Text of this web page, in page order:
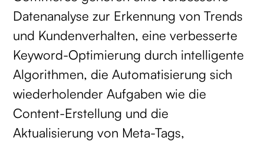
Datenanalyse zur Erkennung von Trends
und Kundenverhalten, eine verbesserte
Keyword-Optimierung durch intelligente
Algorithmen, die Automatisierung sich
wiederholender Aufgaben wie die
Content-Erstellung und die
Aktualisierung von Meta-Tags,